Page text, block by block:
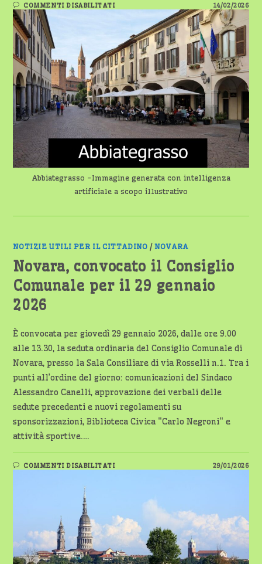
COMMENTI DISABILITATISU
ABBIATEGRASSO:
APPUNTAMENTO
PER
LA
COMMISSIONE
CONSILIARE
3ª
14/02/2026
Abbiategrasso -Immagine generata con intelligenza
artificiale a scopo illustrativo
NOTIZIE UTILI PER IL CITTADINO /NOVARA
Novara, convocato il Consiglio
Comunale per il 29 gennaio
2026
È convocata per giovedì 29 gennaio 2026, dalle ore 9.00
alle 13.30, la seduta ordinaria del Consiglio Comunale di
Novara, presso la Sala Consiliare di via Rosselli n.1. Tra i
punti all’ordine del giorno: comunicazioni del Sindaco
Alessandro Canelli, approvazione dei verbali delle
sedute precedenti e nuovi regolamenti su
sponsorizzazioni, Biblioteca Civica "Carlo Negroni" e
attività sportive.…
COMMENTI DISABILITATISU
NOVARA,
COMUNALE
IL
29
GENNAIO
2026
29/01/2026